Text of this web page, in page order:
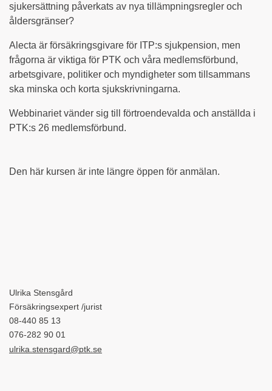
sjukersättning påverkats av nya tillämpningsregler och
åldersgränser?
Alecta är försäkringsgivare för ITP:s sjukpension, men
frågorna är viktiga för PTK och våra medlemsförbund,
arbetsgivare, politiker och myndigheter som tillsammans
ska minska och korta sjukskrivningarna.
Webbinariet vänder sig till förtroendevalda och anställda i
PTK:s 26 medlemsförbund.
Den här kursen är inte längre öppen för anmälan.
Ulrika Stensgård
Försäkringsexpert /jurist
08-440 85 13
076-282 90 01
ulrika.stensgard@ptk.se